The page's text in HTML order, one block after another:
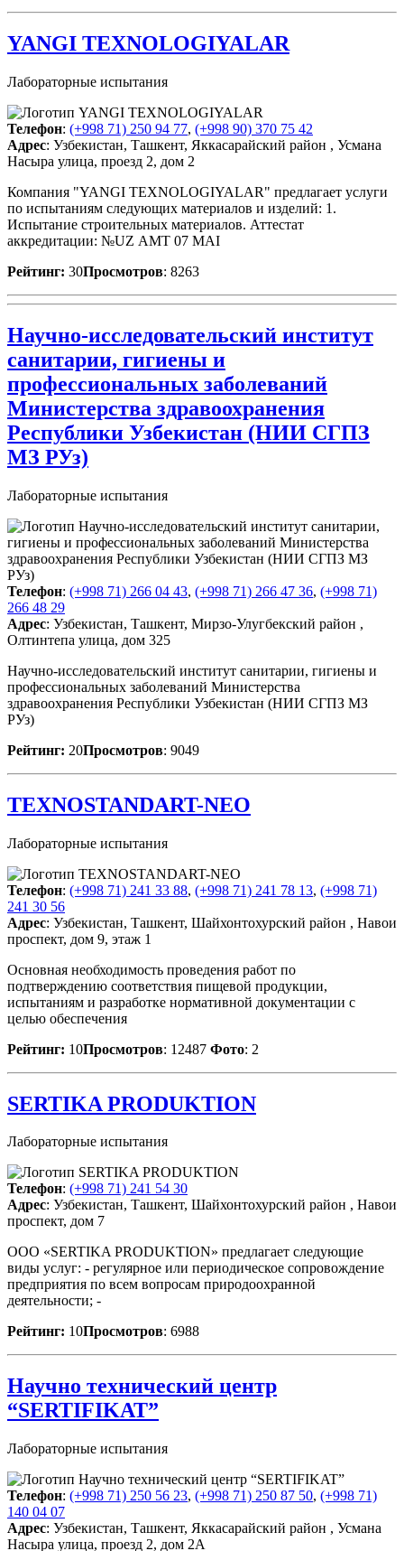
YANGI TEXNOLOGIYALAR
Лабораторные испытания
Телефон: (+998 71) 250 94 77, (+998 90) 370 75 42
Адрес: Узбекистан, Ташкент, Яккасарайский район , Усмана
Насыра улица, проезд 2, дом 2
Компания "YANGI TEXNOLOGIYALAR" предлагает услуги
по испытаниям следующих материалов и изделий: 1.
Испытание строительных материалов. Аттестат
аккредитации: №UZ АМТ 07 МАI
Рейтинг: 30Просмотров: 8263
Научно-исследовательский институт
санитарии, гигиены и
профессиональных заболеваний
Министерства здравоохранения
Республики Узбекистан (НИИ СГПЗ
МЗ РУз)
Лабораторные испытания
Телефон: (+998 71) 266 04 43, (+998 71) 266 47 36, (+998 71)
266 48 29
Адрес: Узбекистан, Ташкент, Мирзо-Улугбекский район ,
Олтинтепа улица, дом 325
Научно-исследовательский институт санитарии, гигиены и
профессиональных заболеваний Министерства
здравоохранения Республики Узбекистан (НИИ СГПЗ МЗ
РУз)
Рейтинг: 20Просмотров: 9049
TEXNOSTANDART-NEO
Лабораторные испытания
Телефон: (+998 71) 241 33 88, (+998 71) 241 78 13, (+998 71)
241 30 56
Адрес: Узбекистан, Ташкент, Шайхонтохурский район , Навои
проспект, дом 9, этаж 1
Основная необходимость проведения работ по
подтверждению соответствия пищевой продукции,
испытаниям и разработке нормативной документации с
целью обеспечения
Рейтинг: 10Просмотров: 12487 Фото: 2
SERTIKA PRODUKTION
Лабораторные испытания
Телефон: (+998 71) 241 54 30
Адрес: Узбекистан, Ташкент, Шайхонтохурский район , Навои
проспект, дом 7
ООО «SERTIKA PRODUKTION» предлагает следующие
виды услуг: - регулярное или периодическое сопровождение
предприятия по всем вопросам природоохранной
деятельности; -
Рейтинг: 10Просмотров: 6988
Научно технический центр
“SERTIFIKAT”
Лабораторные испытания
Телефон: (+998 71) 250 56 23, (+998 71) 250 87 50, (+998 71)
140 04 07
Адрес: Узбекистан, Ташкент, Яккасарайский район , Усмана
Насыра улица, проезд 2, дом 2А